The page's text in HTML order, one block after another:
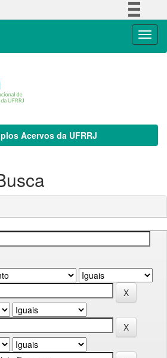
Acervos da UFRRJ